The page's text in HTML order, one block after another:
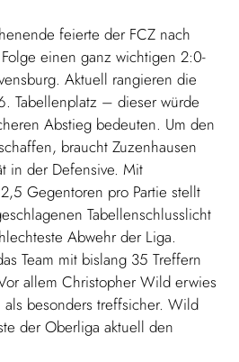
feierte der FCZ nach
einen ganz wichtigen 2:0-
Aktuell rangieren die
Tabellenplatz – dieser würde
Abstieg bedeuten. Um den
braucht Zuzenhausen
in der Defensive. Mit
Gegentoren pro Partie stellt
Tabellenschlusslicht
Abwehr der Liga.
Team mit bislang 35 Treffern
allem Christopher Wild erwies
als besonders treffsicher. Wild
der Oberliga aktuell den